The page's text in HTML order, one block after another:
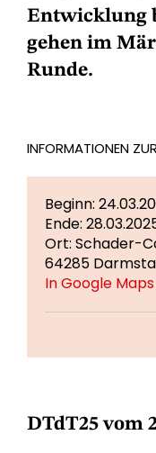
Entwicklung
gehen im
Runde.
INFORMATIONEN
Beginn:
Ende:
Ort: Schader-
64285
In Google
DTdT25 vom